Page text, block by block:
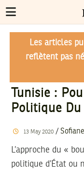
Les articles
reflètent pas
Tunisie :
Politique
13 May 2020/
L’approche du «
politique d’État ou